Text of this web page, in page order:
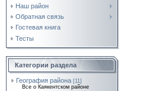
Наш район
Обратная связь
Гостевая книга
Тесты
Категории раздела
География района [11]
Все о Каякентском районе